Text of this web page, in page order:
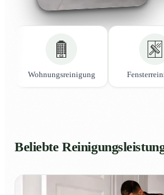
Wohnungsreinigung
Beliebte